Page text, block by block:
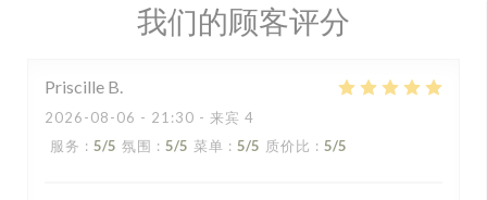
我们的顾客评分
Priscille B
2026-08-06 - 21:30 - 来宾 4
服务 : 5/5 氛围 : 5/5 菜单 : 5/5 质价比 : 5/5